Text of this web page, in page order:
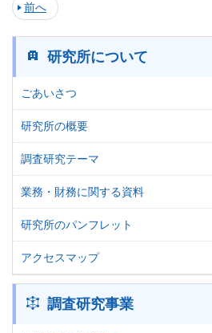
前へ
研究所について
ごあいさつ
研究所の概要
調査研究テーマ
業務・財務に関する資料
研究所のパンフレット
アクセスマップ
調査研究事業